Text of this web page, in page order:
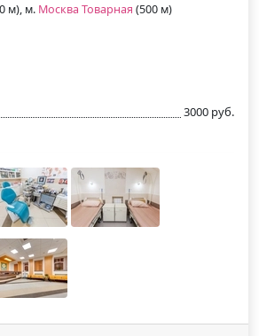
м), м. Москва Товарная (500 м)
3000 руб.